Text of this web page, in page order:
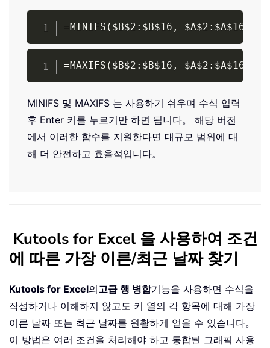
=MINIFS($B$2:$B$16, $A$2:$A$16,
Copy
=MAXIFS($B$2:$B$16, $A$2:$A$16,
Copy
MINIFS 및 MAXIFS 는 사용하기 쉬우며 수식 입력
후 Enter 키를 누르기만 하면 됩니다。 해당 버전
에서 이러한 함수를 지원한다면 대규모 범위에 대
해 더 안전하고 효율적입니다。
Kutools for Excel 을 사용하여 조건
에 따른 가장 이른/최근 날짜 찾기
Kutools for Excel의고급 행 병합기능을 사용하면 수식을
작성하거나 이해하지 않고도 키 열의 각 항목에 대해 가장
이른 날짜 또는 최근 날짜를 원활하게 얻을 수 있습니다。
이 방법은 여러 조건을 처리해야 하고 통합된 그래픽 사용